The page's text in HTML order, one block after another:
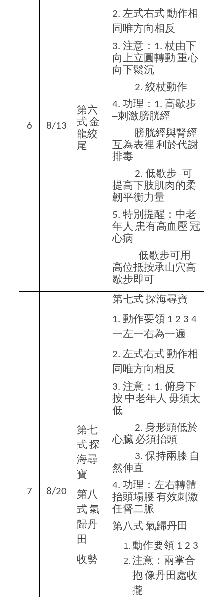
6 8/13
第六
式金
龍絞
尾
2. 左式右式動作相
同唯方向相反
3. 注意： 1. 杖由下
向上立圓轉動 重心
向下鬆沉
2. 絞杖動作
4. 功理： 1. 高歇步
–刺激膀胱經
膀胱經與腎經
互為表裡 利於代謝
排毒
2. 低歇步–可
提高下肢肌肉的柔
韌平衡力量
5. 特別提醒：中老
年人 患有高血壓 冠
心病
低歇步可用
高位抵按承山穴高
歇步即可
7 8/20
第七
式探
海尋
寶
第八
式氣
歸丹
田
收勢
第七式探海尋寶
1. 動作要領 1 2 3 4
一左一右為一遍
2. 左式右式動作相
同唯方向相反
3. 注意： 1. 俯身下
按 中老年人 毋須太
低
2. 身形頭低於
心臟 必須抬頭
3. 保持兩膝 自
然伸直
4. 功理：左右轉體
抬頭塌腰有效刺激
任督二脈
第八式氣歸丹田
動作要領 1 2 3
注意：兩掌合
抱像丹田處收
攏